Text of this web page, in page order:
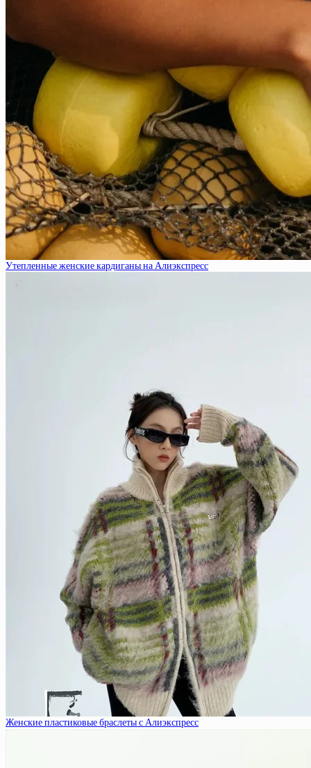
Утепленные женские кардиганы на Алиэкспресс
Женские пластиковые браслеты с Алиэкспресс